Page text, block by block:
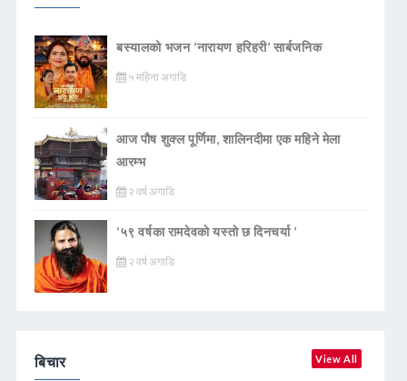
बस्यालको भजन ‘नारायण हरिहरी’ सार्बजनिक
५ महिना अगाडि
आज पौष शुक्ल पूर्णिमा, शालिनदीमा एक महिने मेला
आरम्भ
२ वर्ष अगाडि
‘५९ वर्षका रामदेवकाे यस्ताे छ दिनचर्या ’
२ वर्ष अगाडि
बिचार View All